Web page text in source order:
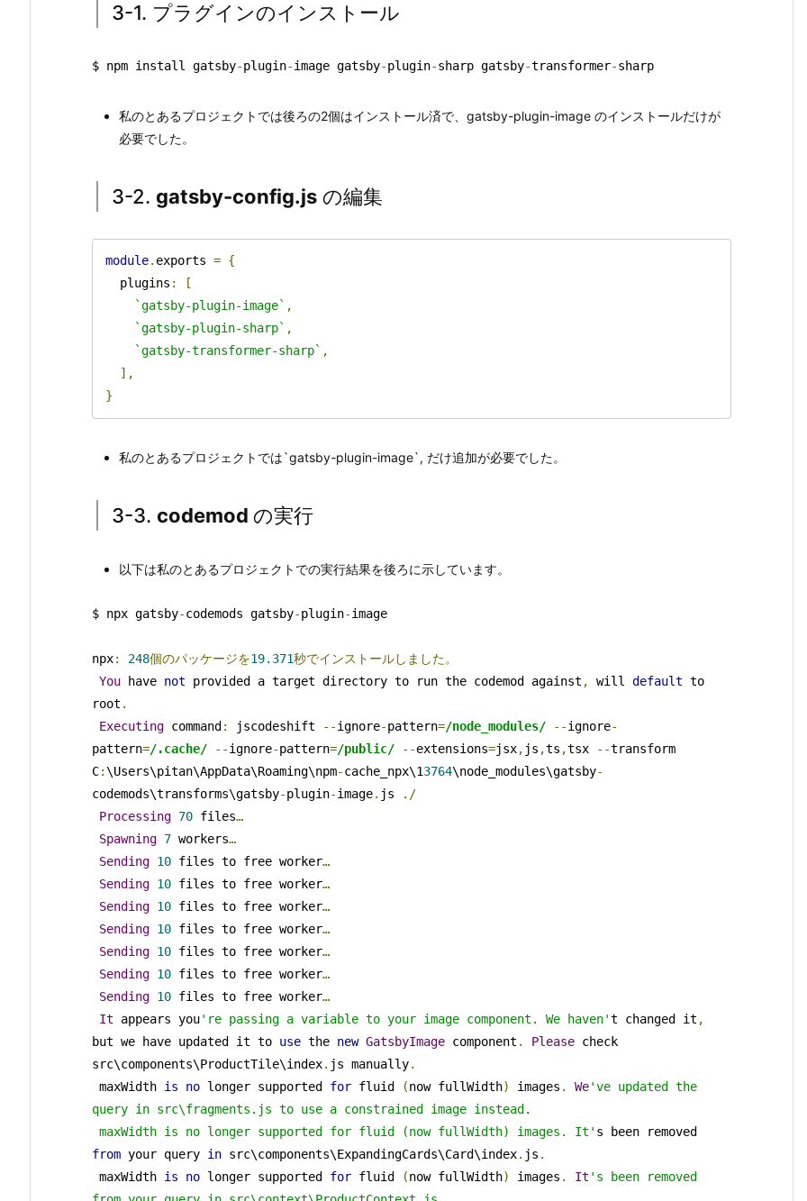
3-1. プラグインのインストール
$ npm install gatsby-plugin-image gatsby-plugin-sharp gatsby-transformer-sharp
私のとあるプロジェクトでは後ろの2個はインストール済で、gatsby-plugin-image のインストールだけが
必要でした。
3-2. gatsby-config.js の編集
module. exports = {
  plugins
:
[
`gatsby-plugin-image` ,
`gatsby-plugin-sharp` ,
`gatsby-transformer-sharp` ,
],
}
私のとあるプロジェクトでは`gatsby-plugin-image`, だけ追加が必要でした。
3-3. codemod の実行
以下は私のとあるプロジェクトでの実行結果を後ろに示しています。
$ npx gatsby-codemods gatsby-plugin-image
npx: 248個のパッケージを19.371秒でインストールしました。
You have not provided a target directory to run the codemod against , will default to
root .
Executing command : jscodeshift --ignore-pattern=/node_modules/ --ignore-
pattern=/.cache/ --ignore-pattern=/public/ --extensions=jsx, js ,ts ,tsx --transform
C:\Users\pitan\AppData\Roaming\npm-cache_npx\13764\node_modules\gatsby-
codemods\transforms\gatsby-plugin-image. js
./
Processing 70 files…
Spawning 7 workers…
Sending 10 files to free worker…
Sending 10 files to free worker…
Sending 10 files to free worker…
Sending 10 files to free worker…
Sending 10 files to free worker…
Sending 10 files to free worker…
Sending 10 files to free worker…
It appears you're passing a variable to your image component. We haven't changed it ,
but we have updated it to use the new GatsbyImage component . Please check
src\components\ProductTile\index. js manually.
maxWidth is no longer supported for fluid (now fullWidth) images . We've updated the
query in src\fragments.js to use a constrained image instead.
maxWidth is no longer supported for fluid (now fullWidth) images. It'
from your query in src\components\ExpandingCards\Card\index. js .
maxWidth is no longer supported for fluid (now fullWidth) images . It 's been removed